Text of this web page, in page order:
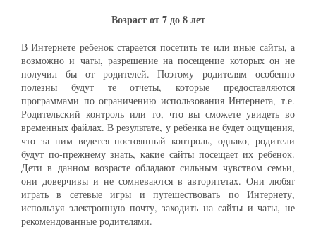
Возраст от 7 до 8 лет
В Интернете ребенок старается посетить те или иные сайты, а
возможно и чаты, разрешение на посещение которых он не
получил бы от родителей. Поэтому родителям особенно
полезны будут те отчеты, которые предоставляются
программами по ограничению использования Интернета, т.е.
Родительский контроль или то, что вы сможете увидеть во
временных файлах. В результате, у ребенка не будет ощущения,
что за ним ведется постоянный контроль, однако, родители
будут по-прежнему знать, какие сайты посещает их ребенок.
Дети в данном возрасте обладают сильным чувством семьи,
они доверчивы и не сомневаются в авторитетах. Они любят
играть в сетевые игры и путешествовать по Интернету,
используя электронную почту, заходить на сайты и чаты, не
рекомендованные родителями.